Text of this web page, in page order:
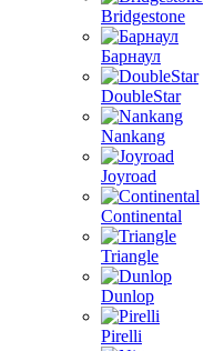
Bridgestone
Барнаул
DoubleStar
Nankang
Joyroad
Continental
Triangle
Dunlop
Pirelli